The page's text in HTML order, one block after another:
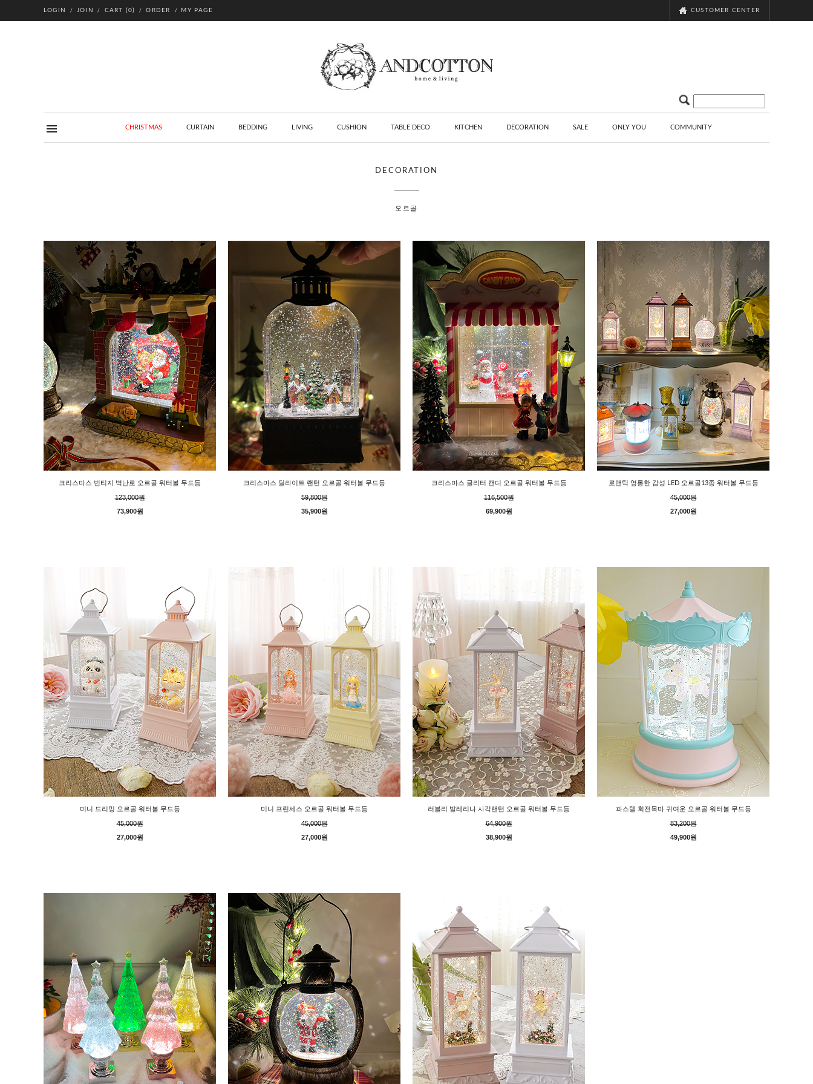
LOGIN JOIN CART (0) ORDER MY PAGE CUSTOMER CENTER
CHRISTMAS CURTAIN BEDDING LIVING CUSHION TABLE DECO KITCHEN DECORATION SALE ONLY YOU COMMUNITY
DECORATION
오르골
크리스마스 빈티지 벽난로 오르골 워터볼 무드등
123,000원
73,900원
크리스마스 딜라이트 랜턴 오르골 워터볼 무드등
59,800원
35,900원
크리스마스 글리터 캔디 오르골 워터볼 무드등
116,500원
69,900원
로맨틱 영롱한 감성 LED 오르골13종 워터볼 무드등
45,000원
27,000원
미니 드리밍 오르골 워터볼 무드등
45,000원
27,000원
미니 프린세스 오르골 워터볼 무드등
45,000원
27,000원
러블리 발레리나 사각랜턴 오르골 워터볼 무드등
64,900원
38,900원
파스텔 회전목마 귀여운 오르골 워터볼 무드등
83,200원
49,900원